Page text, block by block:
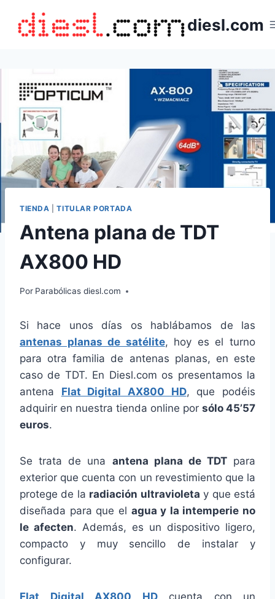
contenido
diesl.com
TIENDA |TITULAR PORTADA
Antena plana de TDT
AX800 HD
Por Parabólicas diesl.com
Si hace unos días os hablábamos de las
antenas planas de satélite, hoy es el turno
para otra familia de antenas planas, en este
caso de TDT. En Diesl.com os presentamos la
antena Flat Digital AX800 HD, que podéis
adquirir en nuestra tienda online por sólo 45’57
euros.
Se trata de una antena plana de TDTpara
exterior que cuenta con un revestimiento que la
protege de la radiación ultravioleta y que está
diseñada para que el agua y la intemperie no
le afecten. Además, es un dispositivo ligero,
compacto y muy sencillo de instalar y
configurar.